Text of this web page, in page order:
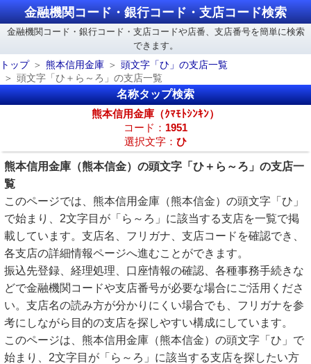
金融機関コード・銀行コード・支店コード検索
金融機関コード・銀行コード・支店コードや店番、支店番号を簡単に検索
できます。
トップ
熊本信用金庫
頭文字「ひ」の支店一覧
頭文字「ひ＋ら～ろ」の支店一覧
名称タップ検索
熊本信用金庫（ｸﾏﾓﾄｼﾝｷﾝ）
コード： 1951
選択文字： ひ
熊本信用金庫（熊本信金）の頭文字「ひ＋ら～ろ」の支店一
覧
このページでは、熊本信用金庫（熊本信金）の頭文字「ひ」
で始まり、2文字目が「ら～ろ」に該当する支店を一覧で掲
載しています。支店名、フリガナ、支店コードを確認でき、
各支店の詳細情報ページへ進むことができます。
振込先登録、経理処理、口座情報の確認、各種事務手続きな
どで金融機関コードや支店番号が必要な場合にご活用くださ
い。支店名の読み方が分かりにくい場合でも、フリガナを参
考にしながら目的の支店を探しやすい構成にしています。
このページは、熊本信用金庫（熊本信金）の頭文字「ひ」で
始まり、2文字目が「ら～ろ」に該当する支店を探したい方